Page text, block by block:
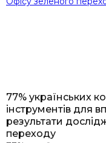
77% українських
інструментів для
результати
переходу